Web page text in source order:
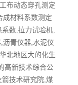
布动态穿孔测定
成材料系数测定
数,拉力试验机,
沥青仪器,水泥仪
北地区大的化生
高新技术综合公
技术研究院,煤